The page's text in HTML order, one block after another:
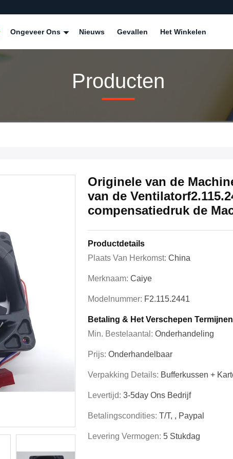
Ongeveer Ons Nieuws Gevallen Het Winkelen
Producten
Originele van de
van de
compensatiedruk de
Productdetails
Plaats Van Herkomst: China
Merknaam: Caiye
Modelnummer: F2.115.2441
Betaling & Het Verschepen Termijnen
Min. Bestelaantal: Onderhandeling
Prijs: Onderhandelbaar
Verpakking Details: Bufferkussen +
Levertijd: 3-5day Ons Bedrijf
Betalingscondities: T/T, , Paypal
Levering Vermogen: 5 Stukdag